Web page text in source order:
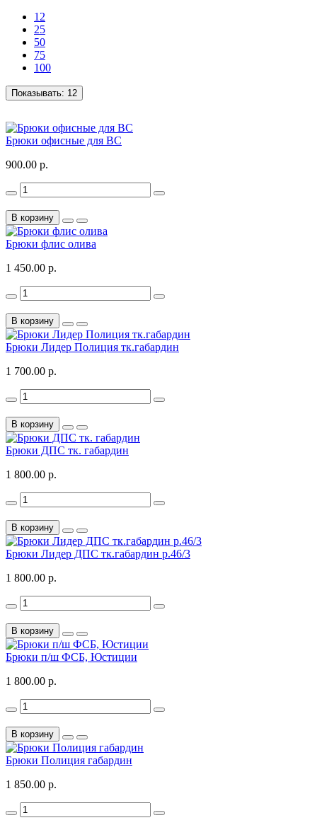
12
25
50
75
100
Показывать: 12
Брюки офисные для ВС
900.00 р.
В корзину
Брюки флис олива
1 450.00 р.
В корзину
Брюки Лидер Полиция тк.габардин
1 700.00 р.
В корзину
Брюки ДПС тк. габардин
1 800.00 р.
В корзину
Брюки Лидер ДПС тк.габардин р.46/3
1 800.00 р.
В корзину
Брюки п/ш ФСБ, Юстиции
1 800.00 р.
В корзину
Брюки Полиция габардин
1 850.00 р.